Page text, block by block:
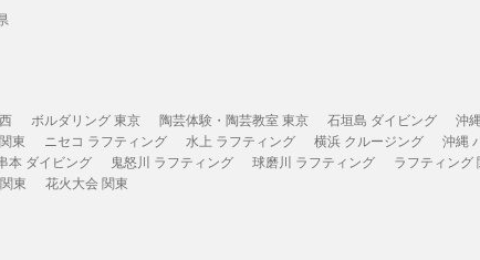
ボルダリング 東京 陶芸体験・陶芸教室 東京 石垣島 ダイビング
沖
東 ニセコ ラフティング 水上 ラフティング 横浜 クルージング
沖縄
本 ダイビング 鬼怒川 ラフティング 球磨川 ラフティング ラフティング
東 花火大会 関東